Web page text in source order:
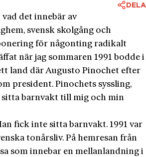
DELA
vad det innebär av
svensk skolgång och
för någonting radikalt
när jag sommaren 1991 bodde i
land där Augusto Pinochet efter
president. Pinochets syssling,
barnvakt till mig och min
fick inte sitta barnvakt. 1991 var
tonårsliv. På hemresan från
som innebar en mellanlandning i